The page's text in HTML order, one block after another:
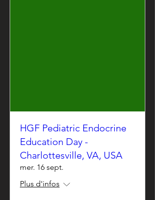
HGF Pediatric Endocrine
Education Day -
Charlottesville, VA, USA
mer. 16 sept.
Plus d'infos